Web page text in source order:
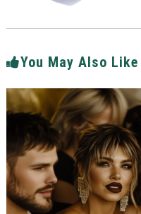
You May Also Like